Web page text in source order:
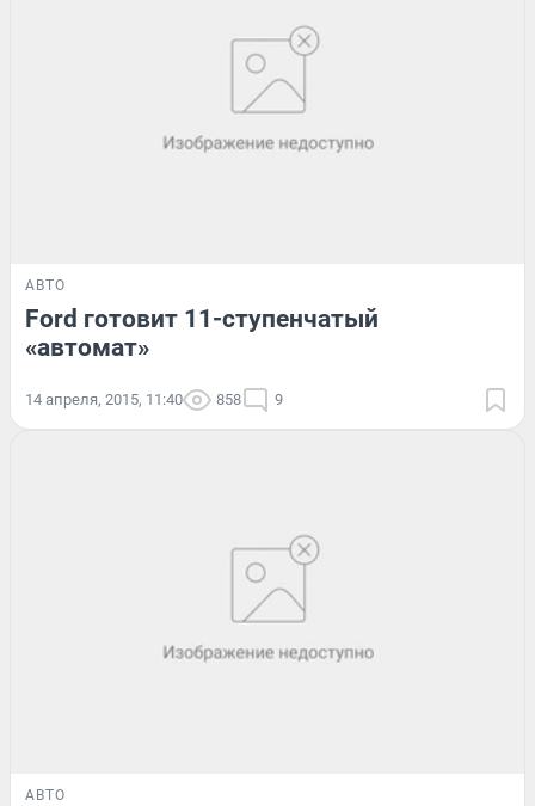
АВТО
Ford готовит 11-ступенчатый
«автомат»
14 апреля, 2015, 11:40 858 9
АВТО